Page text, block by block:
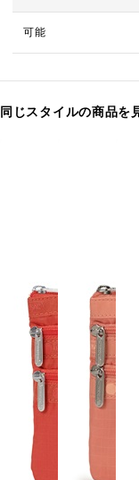
可能
同じスタイルの商品を